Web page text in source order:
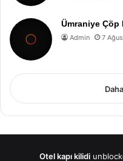
Ümraniye Çöp
Admin 7
Otel kapı kilidi